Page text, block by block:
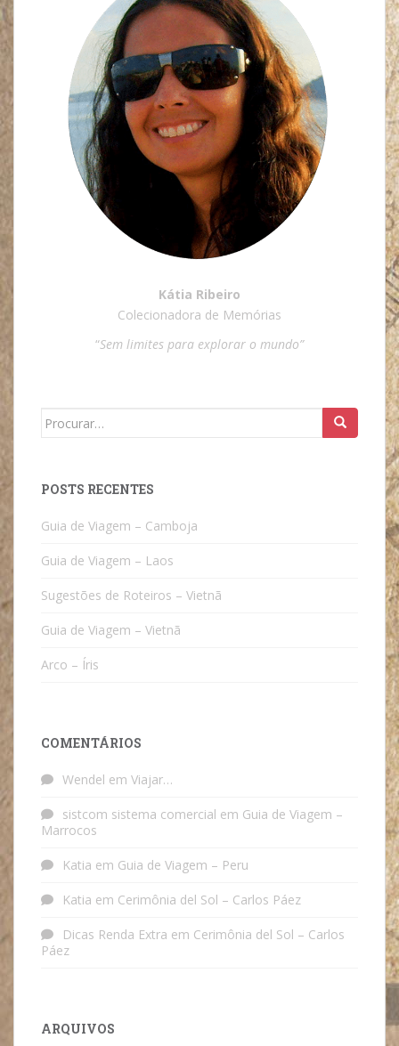
Kátia Ribeiro
Colecionadora de Memórias
“Sem limites para explorar o mundo”
Search
POSTS RECENTES
Guia de Viagem – Camboja
Guia de Viagem – Laos
Sugestões de Roteiros – Vietnã
Guia de Viagem – Vietnã
Arco – Íris
COMENTÁRIOS
Wendel em Viajar…
sistcom sistema comercial em Guia de Viagem –
Marrocos
Katia em Guia de Viagem – Peru
Katia em Cerimônia del Sol – Carlos Páez
Dicas Renda Extra em Cerimônia del Sol – Carlos
Páez
ARQUIVOS